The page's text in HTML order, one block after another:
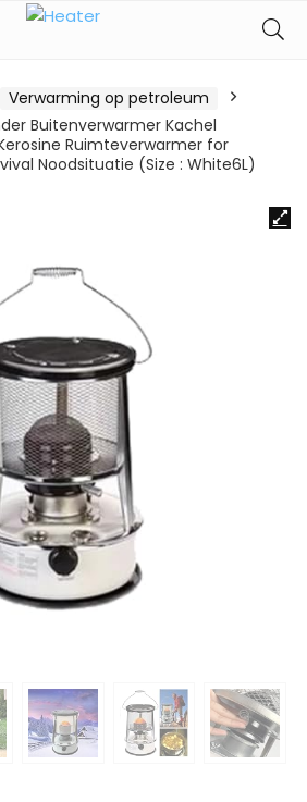
Verwarming op petroleum
Buitenverwarmer Kachel
Ruimteverwarmer for
Noodsituatie (Size : White6L)